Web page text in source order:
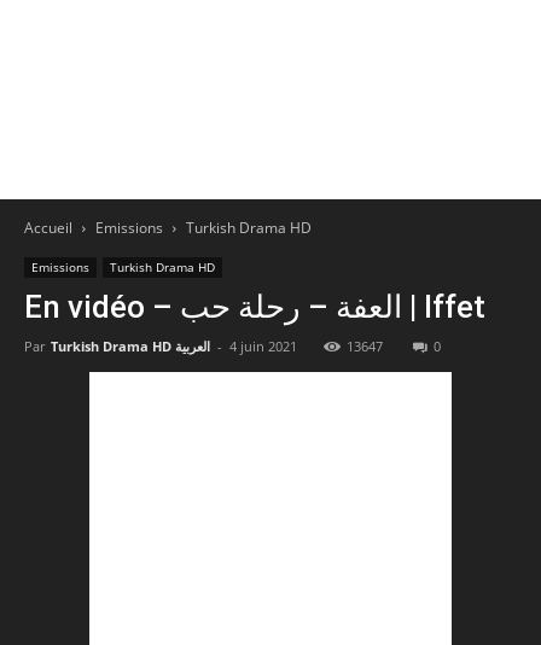
Accueil Emissions Turkish Drama HD
Emissions Turkish Drama HD
En vidéo – العفة – رحلة حب | Iffet
Par Turkish Drama HD العربية - 4 juin 2021 13647 0